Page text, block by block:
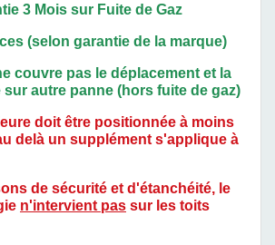
3 Mois sur Fuite de Gaz
(selon garantie de la marque)
couvre pas le déplacement et la
autre panne (hors fuite de gaz)
doit être positionnée à moins
delà un supplément s'applique à
de sécurité et d'étanchéité, le
n'intervient pas sur les toits